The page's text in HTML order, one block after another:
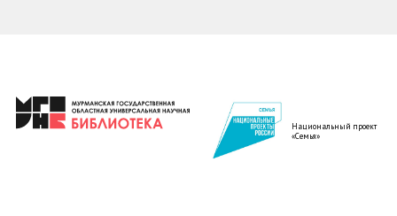
Национальный проект
«Семья»